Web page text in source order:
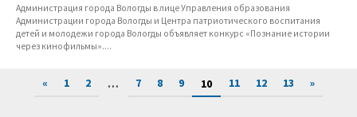
Администрация города Вологды в лице Управления образования
Администрации города Вологды и Центра патриотического воспитания
детей и молодежи города Вологды объявляет конкурс «Познание истории
через кинофильмы»....
Пагинация
« 1 2 … 7 8 9 10 11 12 13 »